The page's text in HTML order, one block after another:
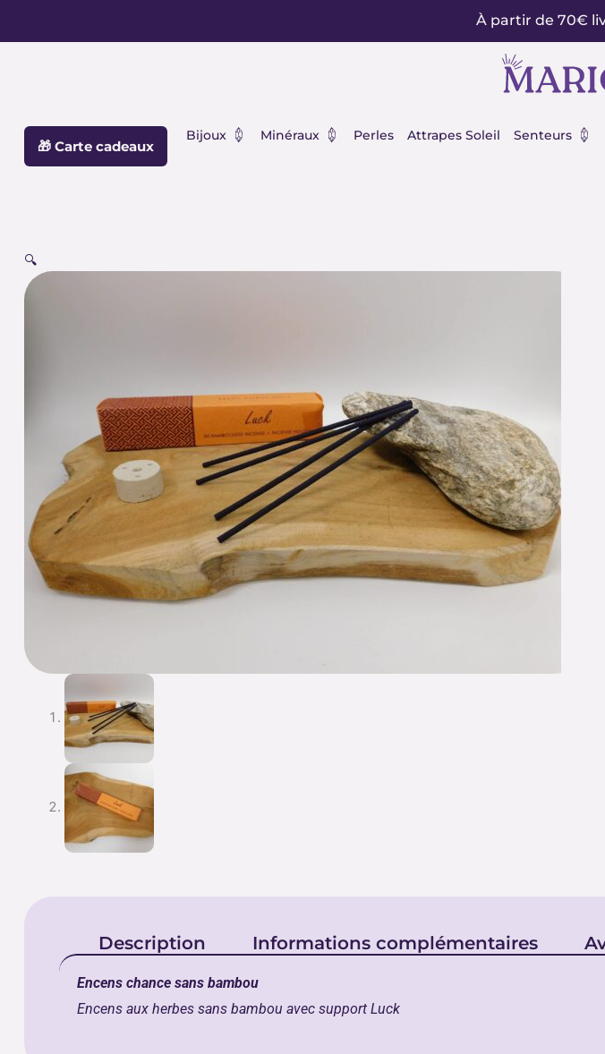
À partir de 70€
🎁 Carte cadeaux
Bijoux Ouvrir Bijoux
Minéraux Ouvrir Minéraux
Perles Attrapes Soleil Senteurs
🔍
Description Informations complémentaires
Encens chance sans bambou
Encens aux herbes sans bambou avec support Luck